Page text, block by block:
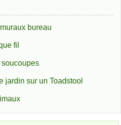
bureau
fil
soucoupes
jardin sur un Toadstool